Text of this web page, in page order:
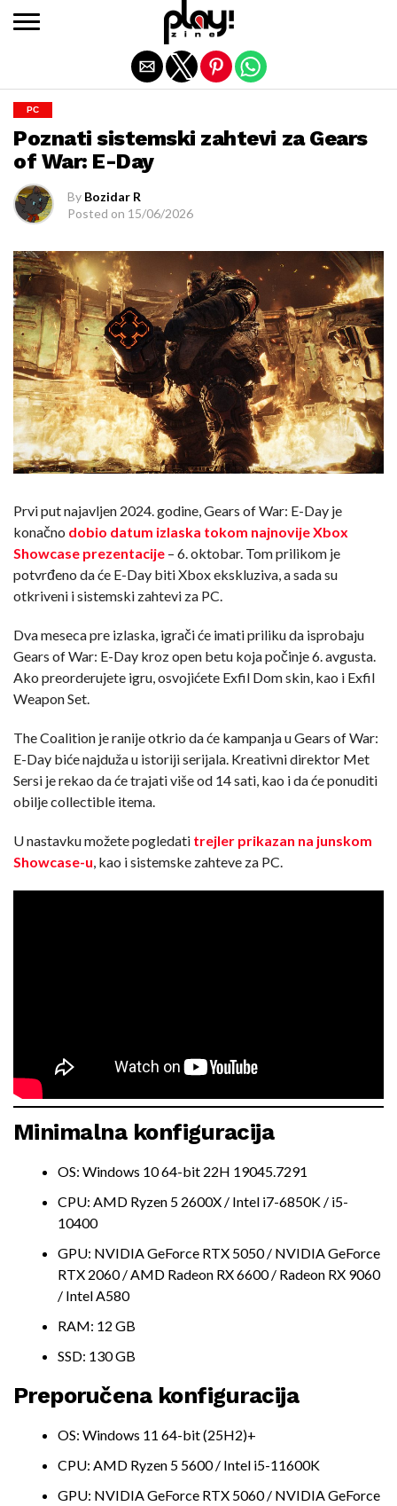
PC
Poznati sistemski zahtevi za Gears
of War: E-Day
By Bozidar R
Posted on 15/06/2026
Prvi put najavljen 2024. godine, Gears of War: E-Day je
konačno dobio datum izlaska tokom najnovije Xbox
Showcase prezentacije – 6. oktobar. Tom prilikom je
potvrđeno da će E-Day biti Xbox ekskluziva, a sada su
otkriveni i sistemski zahtevi za PC.
Dva meseca pre izlaska, igrači će imati priliku da isprobaju
Gears of War: E-Day kroz open betu koja počinje 6. avgusta.
Ako preorderujete igru, osvojićete Exfil Dom skin, kao i Exfil
Weapon Set.
The Coalition je ranije otkrio da će kampanja u Gears of War:
E-Day biće najduža u istoriji serijala. Kreativni direktor Met
Sersi je rekao da će trajati više od 14 sati, kao i da će ponuditi
obilje collectible itema.
U nastavku možete pogledati trejler prikazan na junskom
Showcase-u , kao i sistemske zahteve za PC.
Minimalna konfiguracija
OS: Windows 10 64-bit 22H 19045.7291
CPU: AMD Ryzen 5 2600X / Intel i7-6850K / i5-
10400
GPU: NVIDIA GeForce RTX 5050 / NVIDIA GeForce
RTX 2060 / AMD Radeon RX 6600 / Radeon RX 9060
/ Intel A580
RAM: 12 GB
SSD: 130 GB
Preporučena konfiguracija
OS: Windows 11 64-bit (25H2)+
CPU: AMD Ryzen 5 5600 / Intel i5-11600K
GPU: NVIDIA GeForce RTX 5060 / NVIDIA GeForce
Exit mobile version